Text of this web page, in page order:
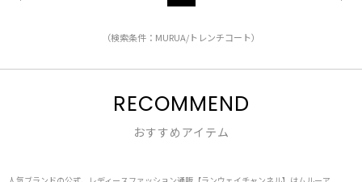
（検索条件：MURUA/トレンチコート）
RECOMMEND
おすすめアイテム